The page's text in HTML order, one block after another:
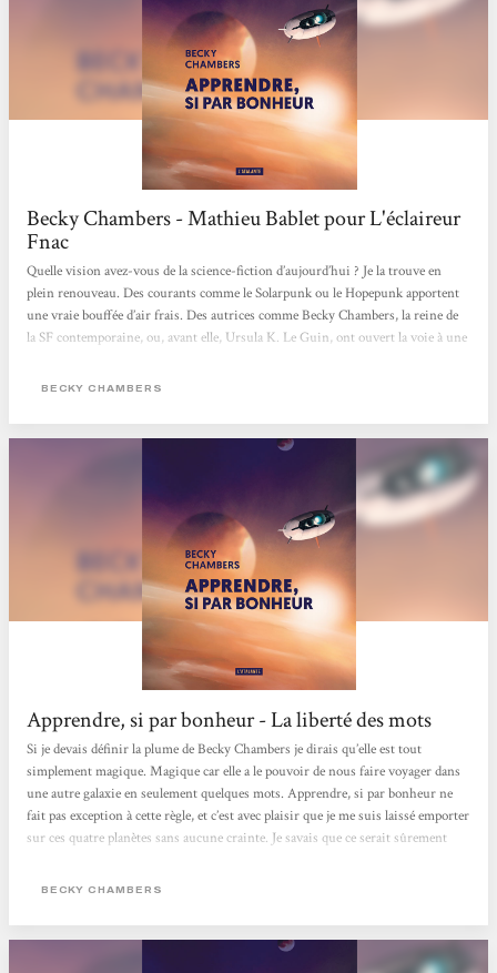
Becky Chambers - Mathieu Bablet pour L'éclaireur
Fnac
Quelle vision avez-vous de la science-fiction d’aujourd’hui ? Je la trouve en
plein renouveau. Des courants comme le Solarpunk ou le Hopepunk apportent
une vraie bouffée d’air frais. Des autrices comme Becky Chambers, la reine de
la SF contemporaine, ou, avant elle, Ursula K. Le Guin, ont ouvert la voie à une
académique. C’est ce courant-là qui m’intéresse aujourd’hui, celui qui s’empare
Mathieu Bablet > Lire tout l'article <
BECKY CHAMBERS
Apprendre, si par bonheur - La liberté des mots
Si je devais définir la plume de Becky Chambers je dirais qu’elle est tout
simplement magique. Magique car elle a le pouvoir de nous faire voyager dans
une autre galaxie en seulement quelques mots. Apprendre, si par bonheur ne
fait pas exception à cette règle, et c’est avec plaisir que je me suis laissé emporter
sur ces quatre planètes sans aucune crainte. Je savais que ce serait sûrement
maîtriser à la perfection son intrigue.C’est le quatrième livre que je lis de Becky
BECKY CHAMBERS